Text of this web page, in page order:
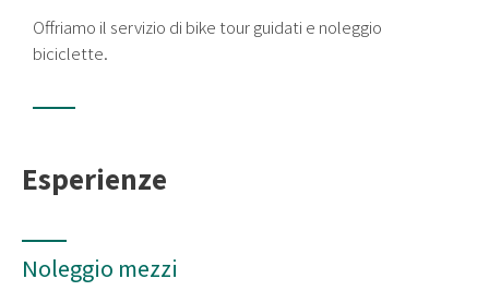
Offriamo il servizio di bike tour guidati e noleggio
biciclette.
Esperienze
Noleggio mezzi